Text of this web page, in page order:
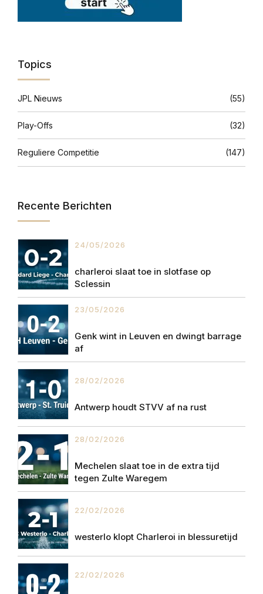
Topics
JPL Nieuws (55)
Play-Offs (32)
Reguliere Competitie (147)
Recente Berichten
24/05/2026
charleroi slaat toe in slotfase op
Sclessin
23/05/2026
Genk wint in Leuven en dwingt barrage
af
28/02/2026
Antwerp houdt STVV af na rust
28/02/2026
Mechelen slaat toe in de extra tijd
tegen Zulte Waregem
22/02/2026
westerlo klopt Charleroi in blessuretijd
22/02/2026